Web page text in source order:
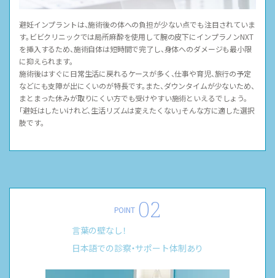
避妊インプラントは、施術後の体への負担が少ない点でも注目されていま
す。ビビクリニックでは局所麻酔を使用して腕の皮下にインプラノンNXT
を挿入するため、施術自体は短時間で完了し、身体へのダメージも最小限
に抑えられます。
施術後はすぐに日常生活に戻れるケースが多く、仕事や育児、旅行の予定
などにも支障が出にくいのが特長です。また、ダウンタイムが少ないため、
まとまった休みが取りにくい方でも受けやすい施術といえるでしょう。
「避妊はしたいけれど、生活リズムは変えたくない」そんな方に適した選択
肢です。
POINT
言葉の壁なし！
日本語での診察・サポート体制あり